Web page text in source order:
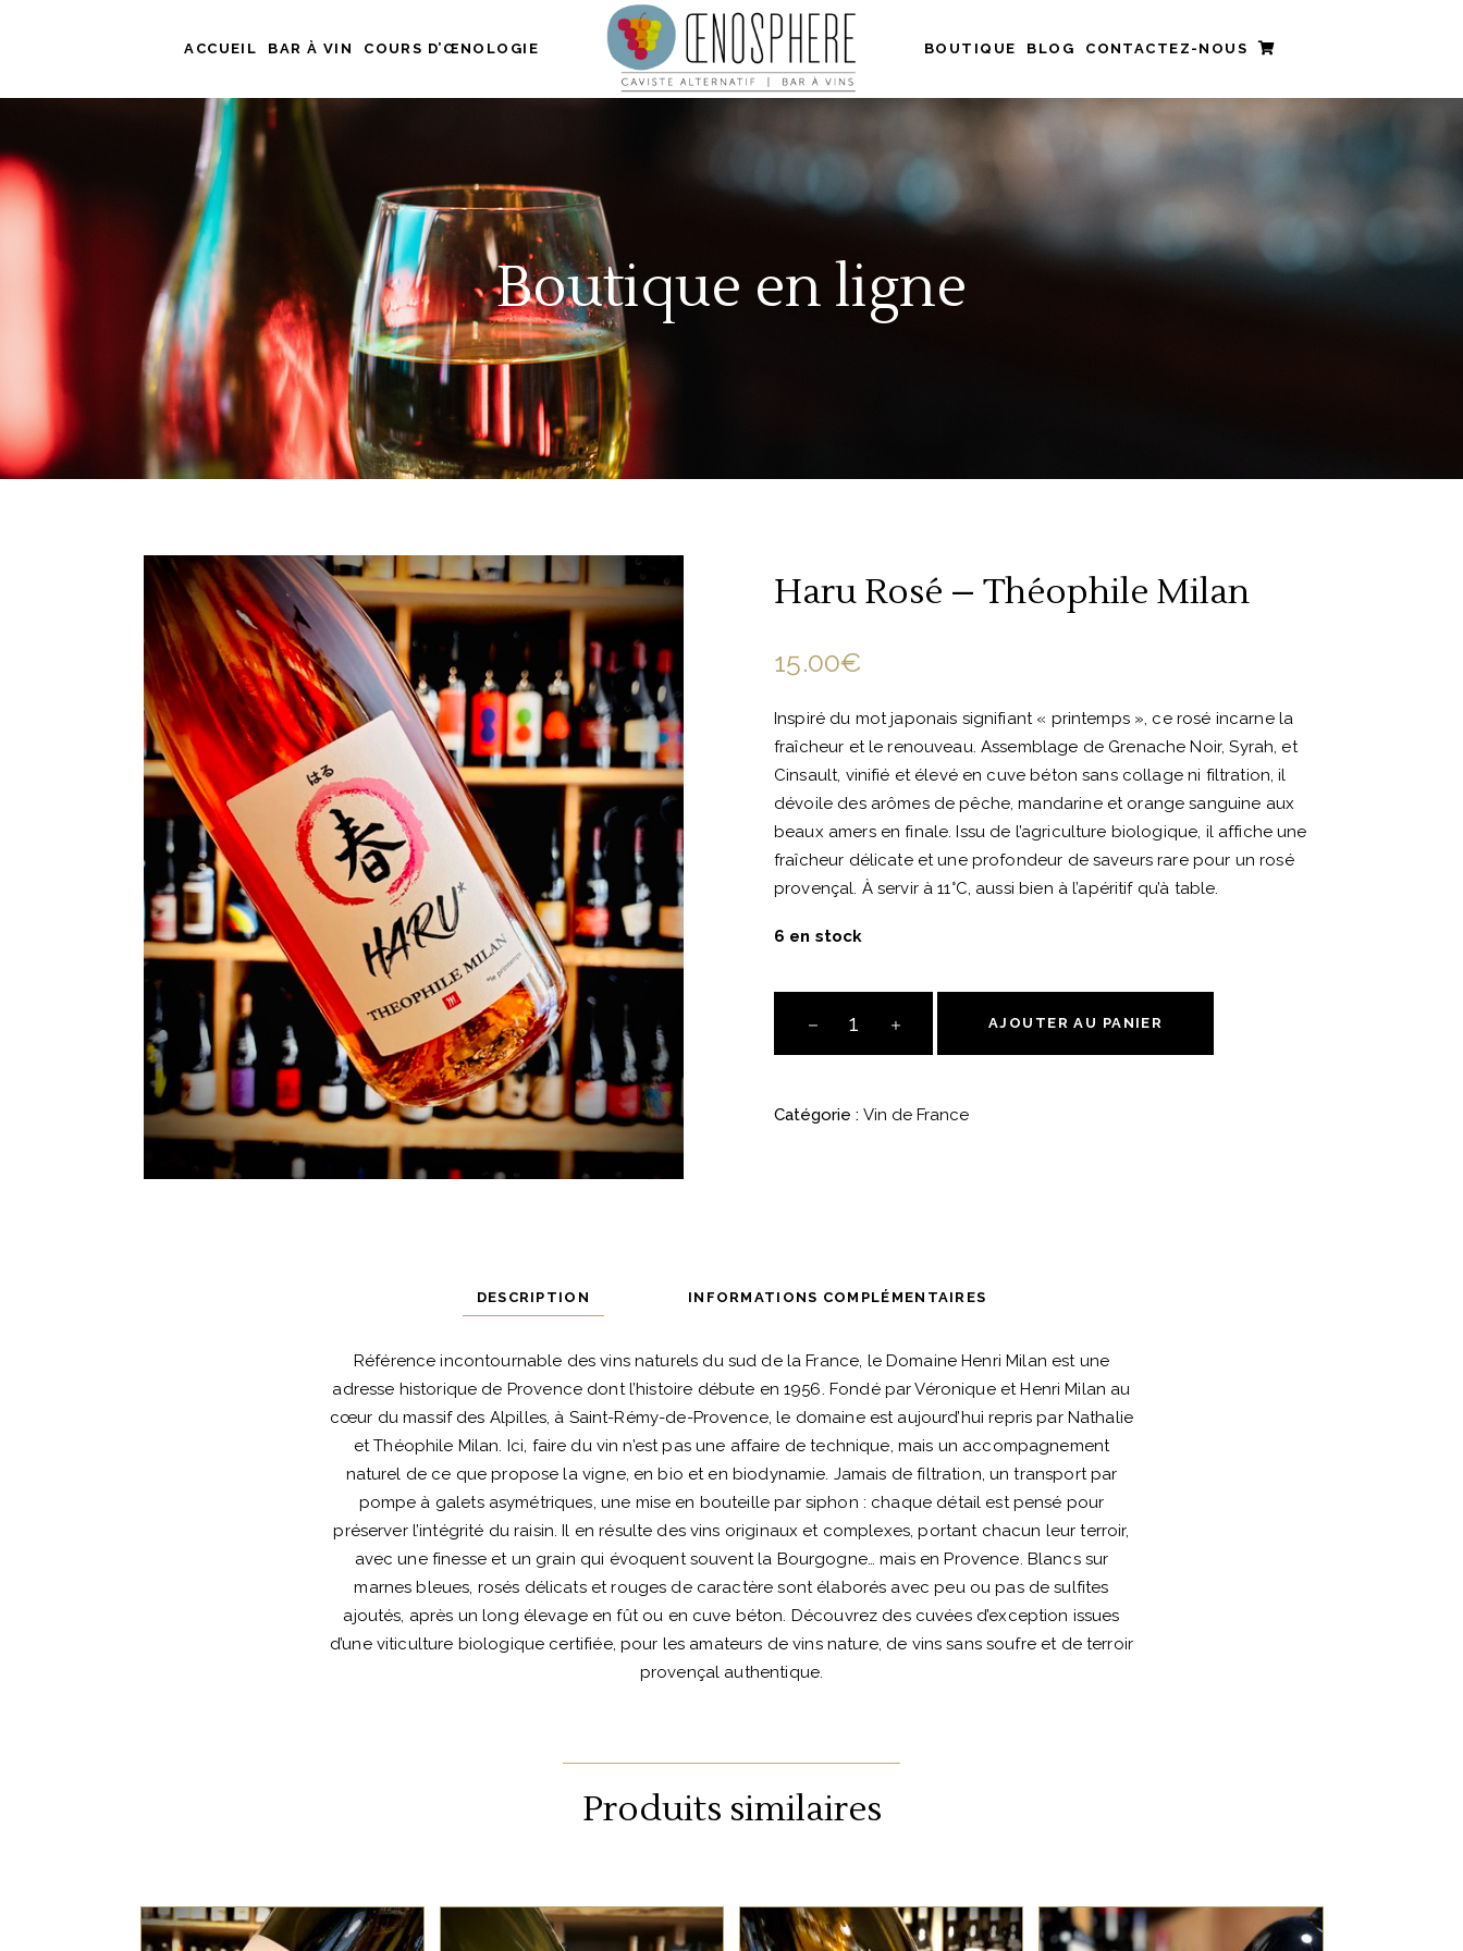
ACCUEIL BAR À VIN COURS D’ŒNOLOGIE BOUTIQUE BLOG CONTACTEZ-NOUS
Boutique en ligne
Haru Rosé – Théophile Milan
15.00€
Inspiré du mot japonais signifiant « printemps », ce rosé incarne la
fraîcheur et le renouveau. Assemblage de Grenache Noir, Syrah, et
Cinsault, vinifié et élevé en cuve béton sans collage ni filtration, il
dévoile des arômes de pêche, mandarine et orange sanguine aux
beaux amers en finale. Issu de l’agriculture biologique, il affiche une
fraîcheur délicate et une profondeur de saveurs rare pour un rosé
provençal. À servir à 11°C, aussi bien à l’apéritif qu’à table.
6 en stock
Rosé
-
Milan
AJOUTER AU PANIER
Catégorie : Vin de France
DESCRIPTION INFORMATIONS COMPLÉMENTAIRES
Référence incontournable des vins naturels du sud de la France, le Domaine Henri Milan est une
adresse historique de Provence dont l’histoire débute en 1956. Fondé par Véronique et Henri Milan au
cœur du massif des Alpilles, à Saint-Rémy-de-Provence, le domaine est aujourd’hui repris par Nathalie
et Théophile Milan. Ici, faire du vin n’est pas une affaire de technique, mais un accompagnement
naturel de ce que propose la vigne, en bio et en biodynamie. Jamais de filtration, un transport par
pompe à galets asymétriques, une mise en bouteille par siphon : chaque détail est pensé pour
préserver l’intégrité du raisin. Il en résulte des vins originaux et complexes, portant chacun leur terroir,
avec une finesse et un grain qui évoquent souvent la Bourgogne… mais en Provence. Blancs sur
marnes bleues, rosés délicats et rouges de caractère sont élaborés avec peu ou pas de sulfites
ajoutés, après un long élevage en fût ou en cuve béton. Découvrez des cuvées d’exception issues
d’une viticulture biologique certifiée, pour les amateurs de vins nature, de vins sans soufre et de terroir
provençal authentique.
Produits similaires